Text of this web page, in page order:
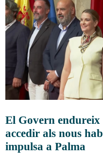
El Govern endureix
accedir als nous
impulsa a Palma